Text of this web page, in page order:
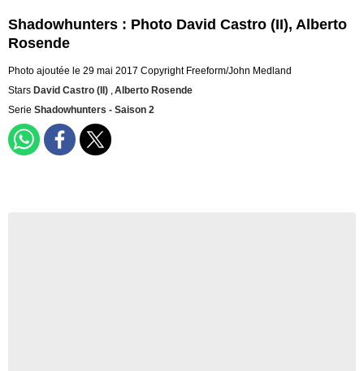
Shadowhunters : Photo David Castro (II), Alberto
Rosende
Photo ajoutée le 29 mai 2017 Copyright Freeform/John Medland
Stars David Castro (II) ,Alberto Rosende
Serie Shadowhunters - Saison 2